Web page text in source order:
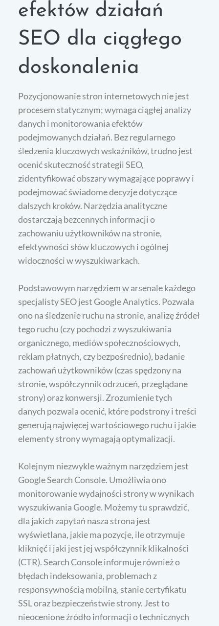
efektów działań
SEO dla ciągłego
doskonalenia
Pozycjonowanie stron internetowych nie jest
procesem statycznym; wymaga ciągłej analizy
danych i monitorowania efektów
podejmowanych działań. Bez regularnego
śledzenia kluczowych wskaźników, trudno jest
ocenić skuteczność strategii SEO,
zidentyfikować obszary wymagające poprawy i
podejmować świadome decyzje dotyczące
dalszych kroków. Narzędzia analityczne
dostarczają bezcennych informacji o
zachowaniu użytkowników na stronie,
efektywności słów kluczowych i ogólnej
widoczności w wyszukiwarkach.
Podstawowym narzędziem w arsenale każdego
specjalisty SEO jest Google Analytics. Pozwala
ono na śledzenie ruchu na stronie, analizę źródeł
tego ruchu (czy pochodzi z wyszukiwania
organicznego, mediów społecznościowych,
reklam płatnych, czy bezpośrednio), badanie
zachowań użytkowników (czas spędzony na
stronie, współczynnik odrzuceń, przeglądane
strony) oraz konwersji. Zrozumienie tych
danych pozwala ocenić, które podstrony i treści
generują najwięcej wartościowego ruchu i jakie
elementy strony wymagają optymalizacji.
Kolejnym niezwykle ważnym narzędziem jest
Google Search Console. Umożliwia ono
monitorowanie wydajności strony w wynikach
wyszukiwania Google. Możemy tu sprawdzić,
dla jakich zapytań nasza strona jest
wyświetlana, jakie ma pozycje, ile otrzymuje
kliknięć i jaki jest jej współczynnik klikalności
(CTR). Search Console informuje również o
błędach indeksowania, problemach z
responsywnością mobilną, stanie certyfikatu
SSL oraz bezpieczeństwie strony. Jest to
nieocenione źródło informacji o technicznych